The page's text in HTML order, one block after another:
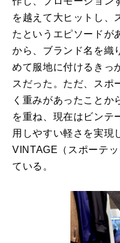
を越えて大ヒットし、
たというエピソードが
から、ブランド名を織
めて服地に付けるきっ
スだった。ただ、スポ
く重みがあったことか
を重ね、現在はビンテ
用しやすい軽さを実現
VINTAGE（スポーテ
ている。